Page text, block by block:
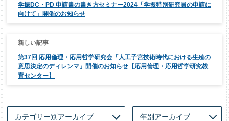
学振DC・PD 申請書の書き方セミナー2024「学振特別研究員の申請に
向けて」開催のお知らせ
第37回 応用倫理・応用哲学研究会「人工子宮技術時代における生殖の
意思決定のディレンマ」開催のお知らせ【応用倫理・応用哲学研究教
育センター】